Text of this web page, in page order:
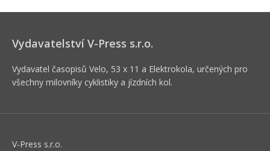
Vydavatelství V-Press s.r.o.
Vydavatel časopisů Velo, 53 x 11 a Elektrokola, určených pro
všechny milovníky cyklistiky a jízdních kol.
V-Press s.r.o.